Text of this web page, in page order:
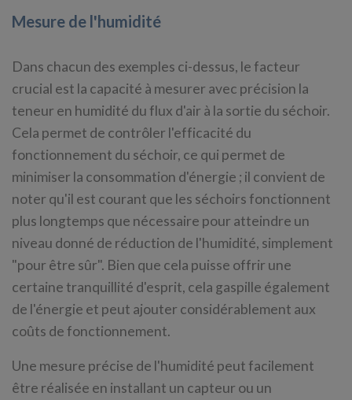
Mesure de l'humidité
Dans chacun des exemples ci-dessus, le facteur
crucial est la capacité à mesurer avec précision la
teneur en humidité du flux d'air à la sortie du séchoir.
Cela permet de contrôler l'efficacité du
fonctionnement du séchoir, ce qui permet de
minimiser la consommation d'énergie ; il convient de
noter qu'il est courant que les séchoirs fonctionnent
plus longtemps que nécessaire pour atteindre un
niveau donné de réduction de l'humidité, simplement
"pour être sûr". Bien que cela puisse offrir une
certaine tranquillité d'esprit, cela gaspille également
de l'énergie et peut ajouter considérablement aux
coûts de fonctionnement.
Une mesure précise de l'humidité peut facilement
être réalisée en installant un capteur ou un